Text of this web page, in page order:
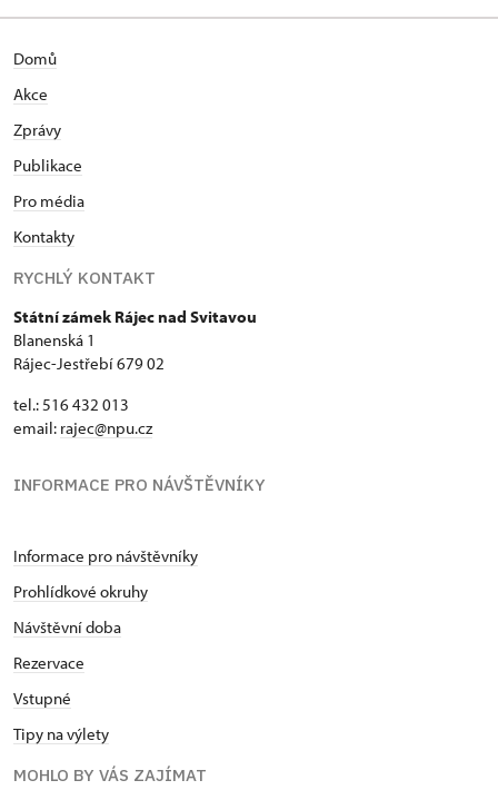
Domů
Akce
Zprávy
Publikace
Pro média
Kontakty
RYCHLÝ KONTAKT
Státní zámek Rájec nad Svitavou
Blanenská 1
Rájec-Jestřebí 679 02
tel.: 516 432 013
email: rajec@npu.cz
INFORMACE PRO NÁVŠTĚVNÍKY
Informace pro návštěvníky
Prohlídkové okruhy
Návštěvní doba
Rezervace
Vstupné
Tipy na výlety
MOHLO BY VÁS ZAJÍMAT